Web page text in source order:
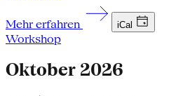
Mehr erfahren iCal
Workshop
Oktober 2026